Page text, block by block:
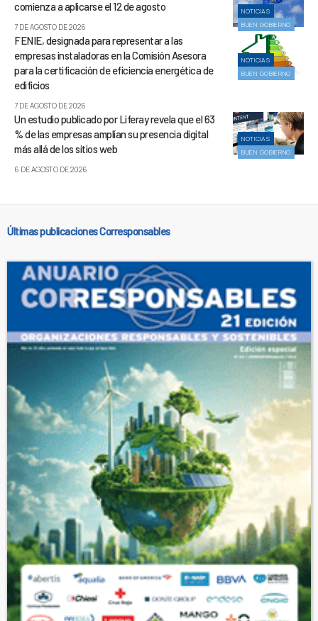
NOTICIAS
BUEN GOBIERNO
comienza a aplicarse el 12 de agosto
7 DE AGOSTO DE 2026
NOTICIAS
BUEN GOBIERNO
FENIE, designada para representar a las
empresas instaladoras en la Comisión Asesora
para la certificación de eficiencia energética de
edificios
7 DE AGOSTO DE 2026
NOTICIAS
BUEN GOBIERNO
Un estudio publicado por Liferay revela que el 63
% de las empresas amplían su presencia digital
más allá de los sitios web
6 DE AGOSTO DE 2026
Últimas publicaciones Corresponsables